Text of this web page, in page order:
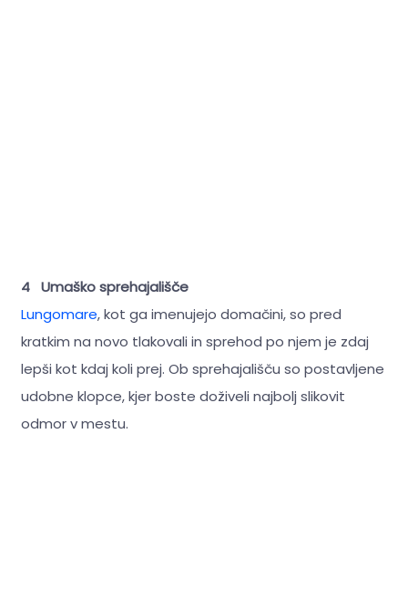
4 Umaško sprehajališče
Lungomare, kot ga imenujejo domačini, so pred
kratkim na novo tlakovali in sprehod po njem je zdaj
lepši kot kdaj koli prej. Ob sprehajališču so postavljene
udobne klopce, kjer boste doživeli najbolj slikovit
odmor v mestu.